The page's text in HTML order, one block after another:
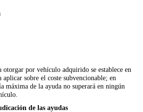
otorgar por vehículo adquirido se establece en
sobre el coste subvencionable; en
máxima de la ayuda no superará en ningún
de las ayudas